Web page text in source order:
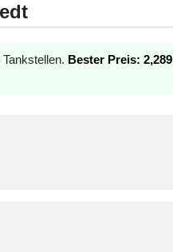
Bester Preis: 2,289